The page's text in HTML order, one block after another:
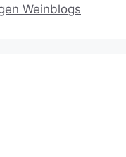
Weinblogs